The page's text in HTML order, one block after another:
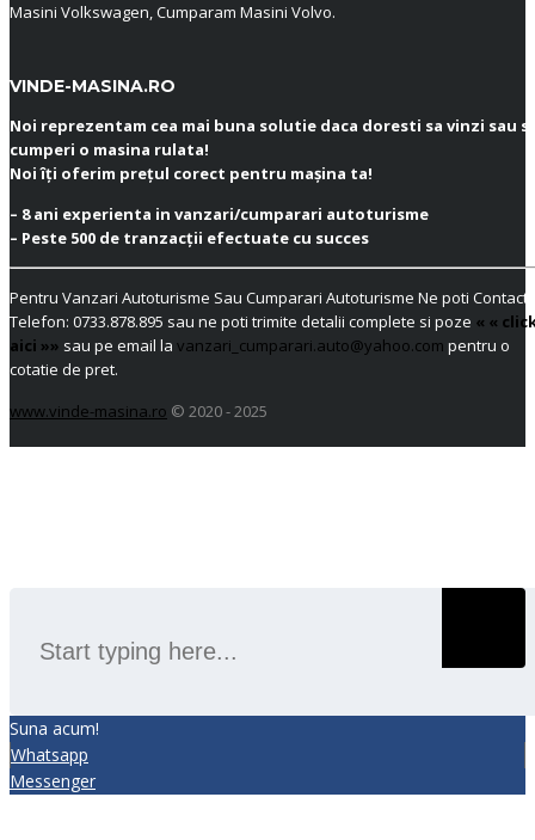
Masini Volkswagen, Cumparam Masini Volvo.
VINDE-MASINA.RO
Noi reprezentam cea mai buna solutie daca doresti sa vinzi sau
cumperi o masina rulata!
Noi îți oferim prețul corect pentru mașina ta!
– 8 ani experienta in vanzari/cumparari autoturisme
– Peste 500 de tranzacții efectuate cu succes
Pentru Vanzari Autoturisme Sau Cumparari Autoturisme Ne poti
Telefon: 0733.878.895 sau ne poti trimite detalii complete si poze « «
aici »» sau pe email la vanzari_cumparari.auto@yahoo.com pentru o
cotatie de pret.
www.vinde-masina.ro © 2020 - 2025
Suna acum!
Whatsapp
Messenger